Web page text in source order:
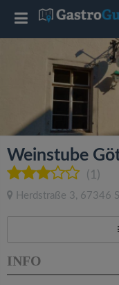
Weinstube
(1)
Herdstraße 3, 67346
INFO
T
g
l
e
a